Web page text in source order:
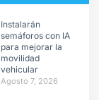
Instalarán
semáforos con IA
para mejorar la
movilidad
vehicular
Agosto 7, 2026